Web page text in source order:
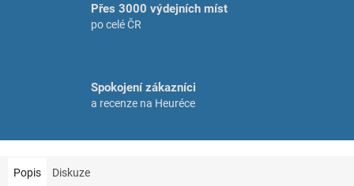
Přes 3000 výdejních míst
po celé ČR
Spokojení zákazníci
a recenze na Heuréce
Popis Diskuze